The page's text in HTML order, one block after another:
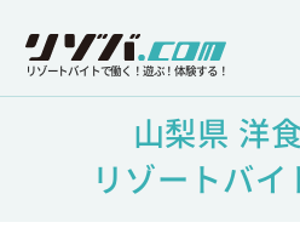
リゾートバイトで働く！遊ぶ！体験する！
山梨県 洋
リゾートバ